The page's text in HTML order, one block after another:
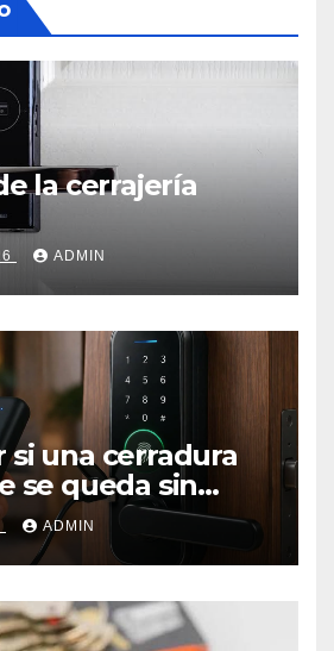
la cerrajería
ADMIN
si una cerradura
se queda sin
ADMIN